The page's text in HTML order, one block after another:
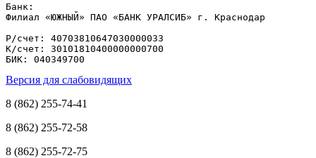
Банк:
Филиал «ЮЖНЫЙ» ПАО «БАНК УРАЛСИБ» г. Краснодар
Р/счет: 40703810647030000033
К/счет: 30101810400000000700
БИК: 040349700
Версия для слабовидящих
8 (862) 255-74-41
8 (862) 255-72-58
8 (862) 255-72-75